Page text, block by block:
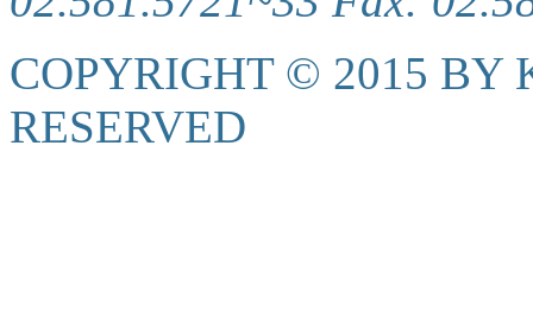
COPYRIGHT © 2015 BY
RESERVED